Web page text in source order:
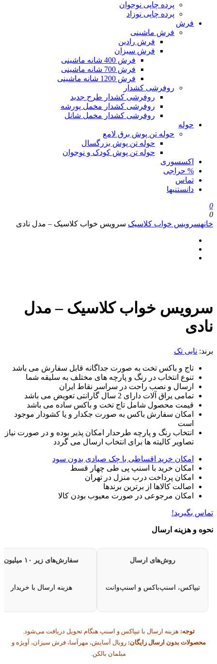
پرده چاپی نوجوان
پرده چاپی نوزاد
فرش
فرش ماشینی
فرش رادین
فرش سیزان
فرش 400 شانه ماشینی
فرش 700 شانه ماشینی
فرش 1200 شانه ماشینی
روفرشی کشدار
روفرشی کشدار طرح جدید
روفرشی کشدار مخمل پورشه
روفرشی کشدار مخمل شانل
حوله
حوله تن پوش برق لامع
حوله تن پوش بزرگسال
حوله تن پوش کودک و نوجوان
اکسسوری
% حراجی
تماس
دانستنیها
0
0
خانهسرویس خواب کلاسیک سرویس خواب کلاسیک – مدل نادی
سرویس خواب کلاسیک – مدل
نادی
برند: نابی تک
تاج و باکس تخت به صورت جداگانه قابل سفارش می باشد
تنوع انتخاب در رنگ و پارچه های مختلف به سلیقه شما
ارسال و نصب راحت در سراسر نقاط ایران
تمامی یراق آلات دارای 2 سال گارانتی تعویض می باشد
قیمت محصول شامل تاج تخت و باکس ساده می باشد
امکان سفارش باکس به صورت جکدار و یا کشودار موجود
است
انتخاب رنگ و پارچه طرحدار امکان پذیر بوده و در صورت نیاز
تصاویر کالیته ها برای انتخاب ارسال می گردد
امکان خرید اقساطی با چک صیادی بدون سود
امکان خرید با اسنپ پی طی چهار قسط
امکان پرداخت درب منزل در تهران
اصالت کالاها از برترین برندها
امکان مرجوعی در صورت معیوب بودن کالا
تماس بگیرید!
نحوه و هزینه ارسال
روش‌های ارسال
تیپاکس، اسنپ‌باکس و اسنپ‌وانت
سفارش‌های زیر ۱۰ میلیون
هزینه ارسال با خریدار
توجه: هزینه ارسال با تیپاکس و اسنپ هنگام تحویل دریافت می‌شود.
محصولات بدون ارسال رایگان: رویال آسایش، مهرآسا، فرش سیزان، آویژه و
مبلمان بالکن.